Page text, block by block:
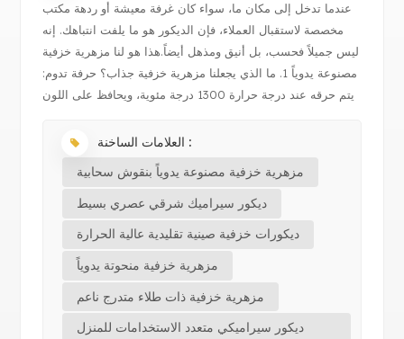
عندما تدخل إلى مكان ما، سواء كان غرفة معيشة أو ردهة مكتب
مخصصة لاستقبال العملاء، فإن الديكور هو ما يلفت انتباهك. إنه
ليس جميلاً فحسب، بل أنيق ومذهل أيضاً.هذا هو لنا مزهرية خزفية
مصنوعة يدوياً 1. ما الذي يجعلنا مزهرية خزفية جذاب؟ حرفة تدوم:
يتم حرقه عند درجة حرارة 1300 درجة مئوية، ويحافظ على اللون
العلامات الساخنة :
مزهرية خزفية مصنوعة يدوياً بنقوش سحابية
ديكور سيراميك شرقي عصري بسيط
ديكورات خزفية صينية تقليدية عالية الحرارة
مزهرية خزفية منحوتة يدوياً
مزهرية خزفية ذات طلاء متدرج ناعم
ديكور سيراميكي متعدد الاستخدامات للمنزل